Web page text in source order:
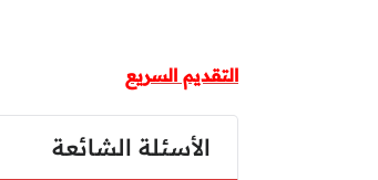
التقديم السريع
الأسئلة الشائعة